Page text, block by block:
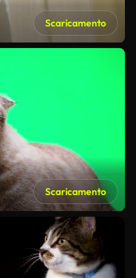
Scaricamento
Scaricamento